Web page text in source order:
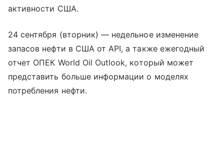
активности США.
24 сентября (вторник) — недельное изменение
запасов нефти в США от API, а также ежегодный
отчет ОПЕК World Oil Outlook, который может
представить больше информации о моделях
потребления нефти.